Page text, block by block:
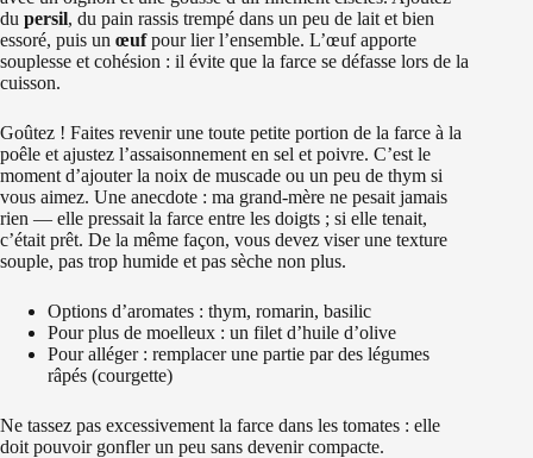
du persil, du pain rassis trempé dans un peu de lait et bien
essoré, puis un œufpour lier l’ensemble. L’œuf apporte
souplesse et cohésion : il évite que la farce se défasse lors de la
cuisson.
Goûtez ! Faites revenir une toute petite portion de la farce à la
poêle et ajustez l’assaisonnement en sel et poivre. C’est le
moment d’ajouter la noix de muscade ou un peu de thym si
vous aimez. Une anecdote : ma grand-mère ne pesait jamais
rien — elle pressait la farce entre les doigts ; si elle tenait,
c’était prêt. De la même façon, vous devez viser une texture
souple, pas trop humide et pas sèche non plus.
Options d’aromates : thym, romarin, basilic
Pour plus de moelleux : un filet d’huile d’olive
Pour alléger : remplacer une partie par des légumes
râpés (courgette)
Ne tassez pas excessivement la farce dans les tomates : elle
doit pouvoir gonfler un peu sans devenir compacte.